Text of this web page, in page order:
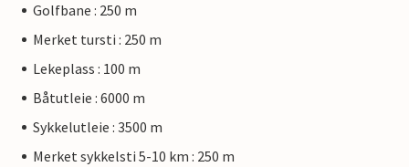
Golfbane : 250 m
Merket tursti : 250 m
Lekeplass : 100 m
Båtutleie : 6000 m
Sykkelutleie : 3500 m
Merket sykkelsti 5-10 km : 250 m